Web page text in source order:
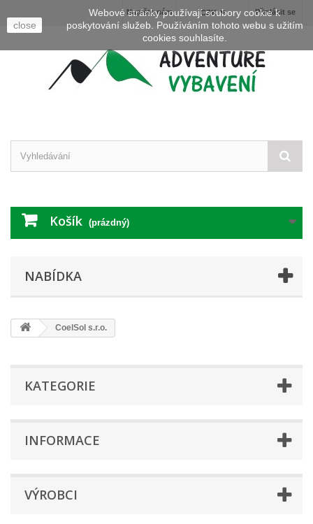
Přihlásit se
CZK
Napište nám
Košík (prázdný)
NABÍDKA
CoelSol s.r.o.
KATEGORIE
INFORMACE
VÝROBCI
close
Webové stránky používají soubory cookie k
poskytování služeb. Používáním tohoto webu s užitím
cookies souhlasíte.